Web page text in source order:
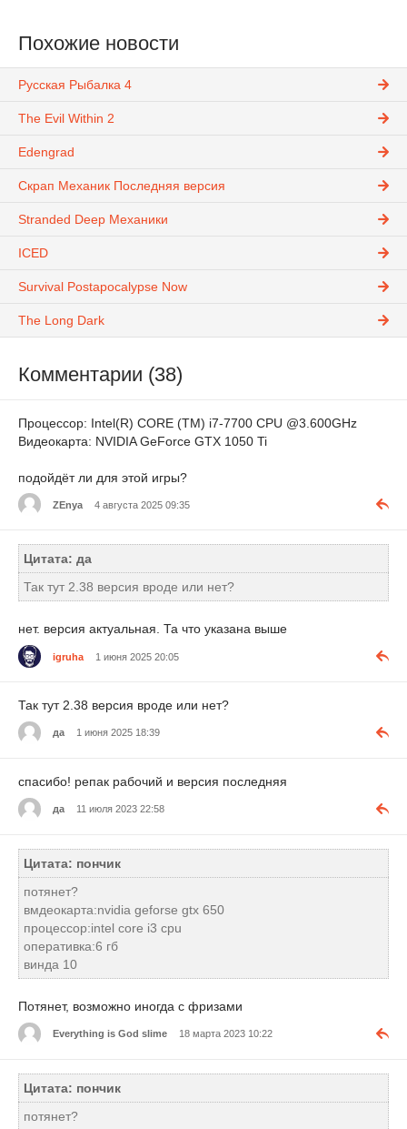
Похожие новости
Русская Рыбалка 4
The Evil Within 2
Edengrad
Скрап Механик Последняя версия
Stranded Deep Механики
ICED
Survival Postapocalypse Now
The Long Dark
Комментарии (38)
Процессор: Intel(R) CORE (TM) i7-7700 CPU @3.600GHz
Видеокарта: NVIDIA GeForce GTX 1050 Ti
подойдёт ли для этой игры?
ZEnya 4 августа 2025 09:35
Цитата: да
Так тут 2.38 версия вроде или нет?
нет. версия актуальная. Та что указана выше
igruha 1 июня 2025 20:05
Так тут 2.38 версия вроде или нет?
да 1 июня 2025 18:39
спасибо! репак рабочий и версия последняя
да 11 июля 2023 22:58
Цитата: пончик
потянет?
вмдеокарта:nvidia geforse gtx 650
процессор:intel core i3 cpu
оперативка:6 гб
винда 10
Потянет, возможно иногда с фризами
Everything is God slime 18 марта 2023 10:22
Цитата: пончик
потянет?